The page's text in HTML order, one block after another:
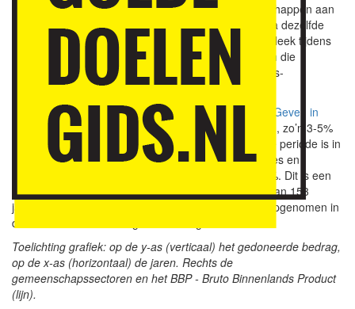
Terwijl in Nederland de giften, donaties en nalatenschappen aan
goede doelen krimpen is in ’s-Hertogenbosch in bijna dezelfde
periode een spectaculaire groei te constateren. Dit bleek tijdens
Lokale Goededoelendag 's-Hertogenbosch die
afgelopen zaterdag 26 oktober door Goede Doelen ’s-
Hertogenbosch werd georganiseerd bij Huis73.
In de periode 2018-2022 is, volgens het onderzoek '
Geven in
Nederland 2024
' van de Vrije Universiteit Amsterdam, zo’n 3-5%
minder gegeven aan goede doelen. In bijna dezelfde periode is in
’s-Hertogenbosch een groei in de particuliere donaties en
nalatenschappen te constateren van meer dan 150%. Dit is een
van de conclusies uit het onderzoek en de analyse van 153
jaarverslagen van lokale goededoelenorganisaties opgenomen in
de Lokale Goededoelengids 's-Hertogenbosch.
Toelichting grafiek: op de y-as (verticaal) het gedoneerde bedrag,
op de x-as (horizontaal) de jaren. Rechts de
gemeenschapssectoren en het BBP - Bruto Binnenlands Product
(lijn).